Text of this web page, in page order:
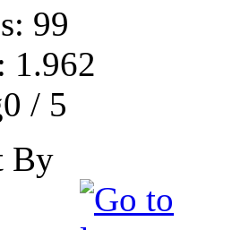
99
1.962
/ 5
By